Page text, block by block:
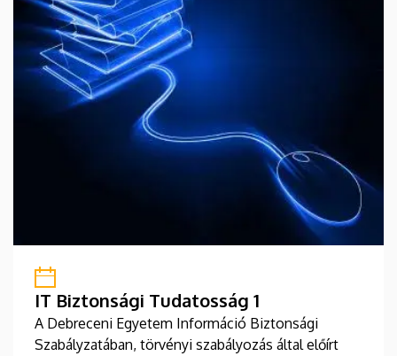
IT Biztonsági Tudatosság 1
A Debreceni Egyetem Információ Biztonsági
Szabályzatában, törvényi szabályozás által előírt